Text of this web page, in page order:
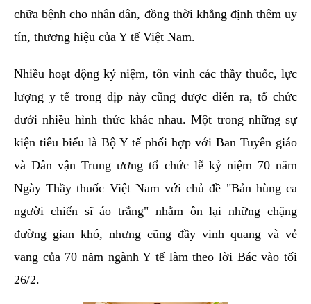
chữa bệnh cho nhân dân, đồng thời khẳng định thêm uy
tín, thương hiệu của Y tế Việt Nam.
Nhiều hoạt động kỷ niệm, tôn vinh các thầy thuốc, lực
lượng y tế trong dịp này cũng được diễn ra, tổ chức
dưới nhiều hình thức khác nhau. Một trong những sự
kiện tiêu biểu là Bộ Y tế phối hợp với Ban Tuyên giáo
và Dân vận Trung ương tổ chức lễ kỷ niệm 70 năm
Ngày Thầy thuốc Việt Nam với chủ đề "Bản hùng ca
người chiến sĩ áo trắng" nhằm ôn lại những chặng
đường gian khó, nhưng cũng đầy vinh quang và vẻ
vang của 70 năm ngành Y tế làm theo lời Bác vào tối
26/2.